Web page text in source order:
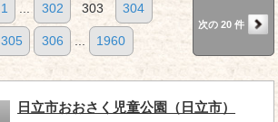
1 ... 302 303 304
305 306 ... 1960
次の 20 件
日立市おおさく児童公園（日立市）